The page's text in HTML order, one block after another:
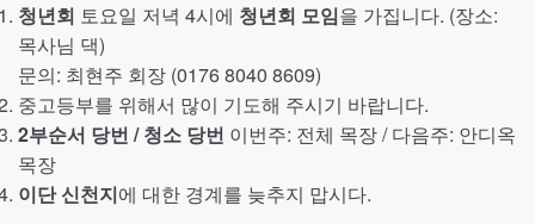
청년회 토요일 저녁 4시에 청년회 모임을 가집니다. (장소:
목사님 댁)
문의: 최현주 회장 (0176 8040 8609)
중고등부를 위해서 많이 기도해 주시기 바랍니다.
2부순서 당번 / 청소 당번 이번주: 전체 목장 / 다음주: 안디옥
목장
이단 신천지에 대한 경계를 늦추지 맙시다.